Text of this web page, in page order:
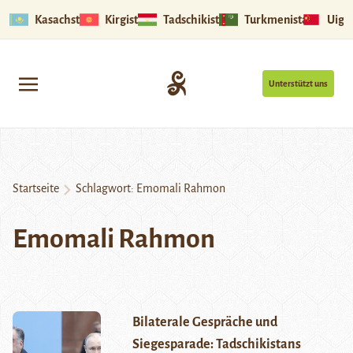
Kasachstan Kirgistan Tadschikistan Turkmenistan
Unterstützt uns
Startseite Schlagwort: Emomali Rahmon
Emomali Rahmon
Bilaterale Gespräche und
Siegesparade: Tadschikistans